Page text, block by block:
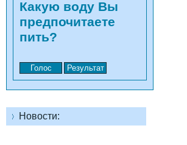
Какую воду Вы
предпочитаете
Новости: